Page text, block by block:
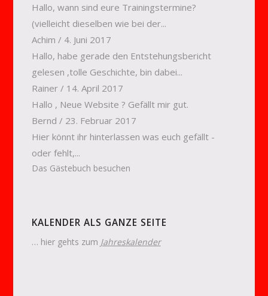
Hallo, wann sind eure Trainingstermine?
(vielleicht dieselben wie bei der...
Achim / 4. Juni 2017
Hallo, habe gerade den Entstehungsbericht
gelesen ,tolle Geschichte, bin dabei...
Rainer/ 14. April 2017
Hallo , Neue Website ? Gefällt mir gut.
Bernd / 23. Februar 2017
Hier könnt ihr hinterlassen was euch gefällt -
oder fehlt,...
Das Gästebuch besuchen
KALENDER ALS GANZE SEITE
… hier gehts zum Jahreskalender